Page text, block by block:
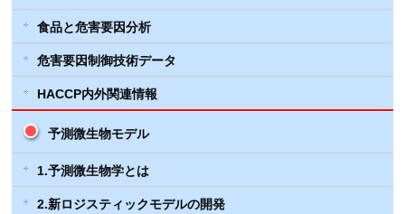
食品と危害要因分析
危害要因制御技術データ
HACCP内外関連情報
予測微生物モデル
1.予測微生物学とは
2.新ロジスティックモデルの開発